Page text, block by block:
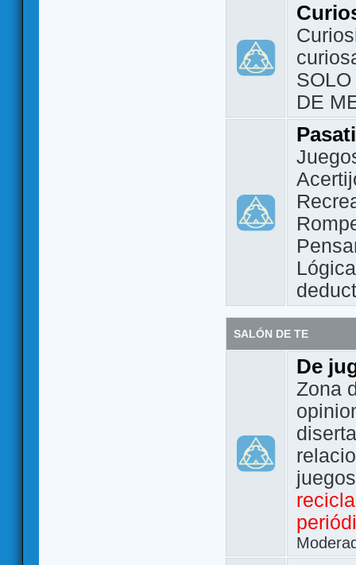
DE
Lógica
SALÓN DE TE
De
Zona